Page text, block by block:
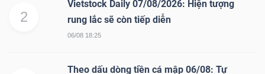
2
Vietstock Daily 07/08/2026: Hiện tượng
rung lắc sẽ còn tiếp diễn
06/08 18:25
Theo dấu dòng tiền cá mập 06/08: Tự